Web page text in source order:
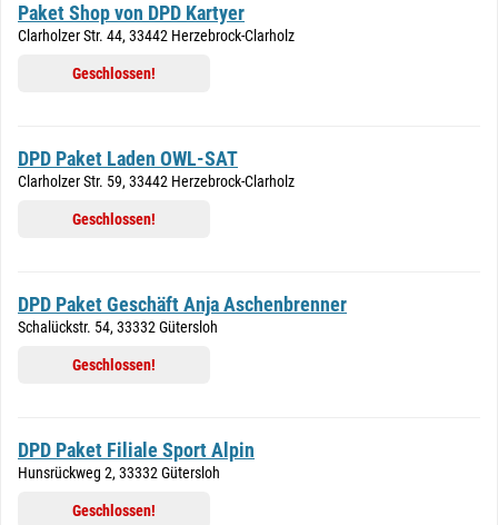
Paket Shop von DPD Kartyer
Clarholzer Str. 44, 33442 Herzebrock-Clarholz
Geschlossen!
DPD Paket Laden OWL-SAT
Clarholzer Str. 59, 33442 Herzebrock-Clarholz
Geschlossen!
DPD Paket Geschäft Anja Aschenbrenner
Schalückstr. 54, 33332 Gütersloh
Geschlossen!
DPD Paket Filiale Sport Alpin
Hunsrückweg 2, 33332 Gütersloh
Geschlossen!